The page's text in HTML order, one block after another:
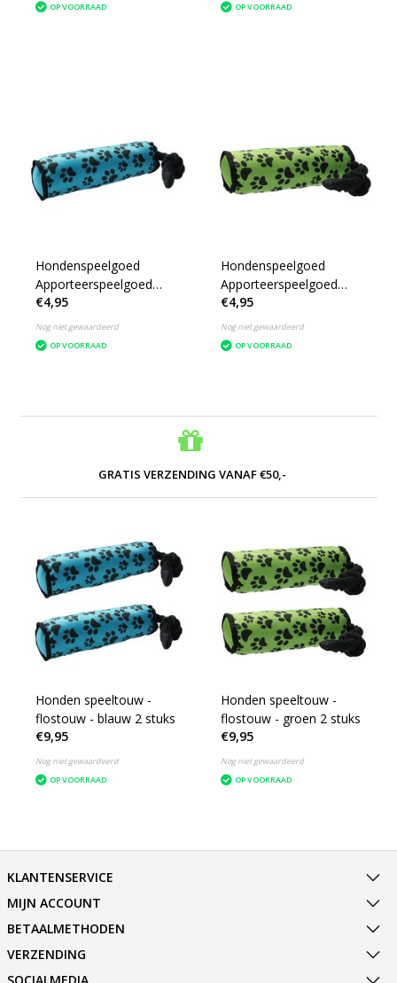
OP VOORRAAD
OP VOORRAAD
Hondenspeelgoed
Apporteerspeelgoed
Blauw
€4,95
Nog niet gewaardeerd
OP VOORRAAD
Hondenspeelgoed
Apporteerspeelgoed
Groen
€4,95
Nog niet gewaardeerd
OP VOORRAAD
GRATIS VERZENDING VANAF €50,-
Honden speeltouw -
flostouw - blauw 2 stuks
€9,95
Nog niet gewaardeerd
OP VOORRAAD
Honden speeltouw -
flostouw - groen 2 stuks
€9,95
Nog niet gewaardeerd
OP VOORRAAD
KLANTENSERVICE
MIJN ACCOUNT
BETAALMETHODEN
VERZENDING